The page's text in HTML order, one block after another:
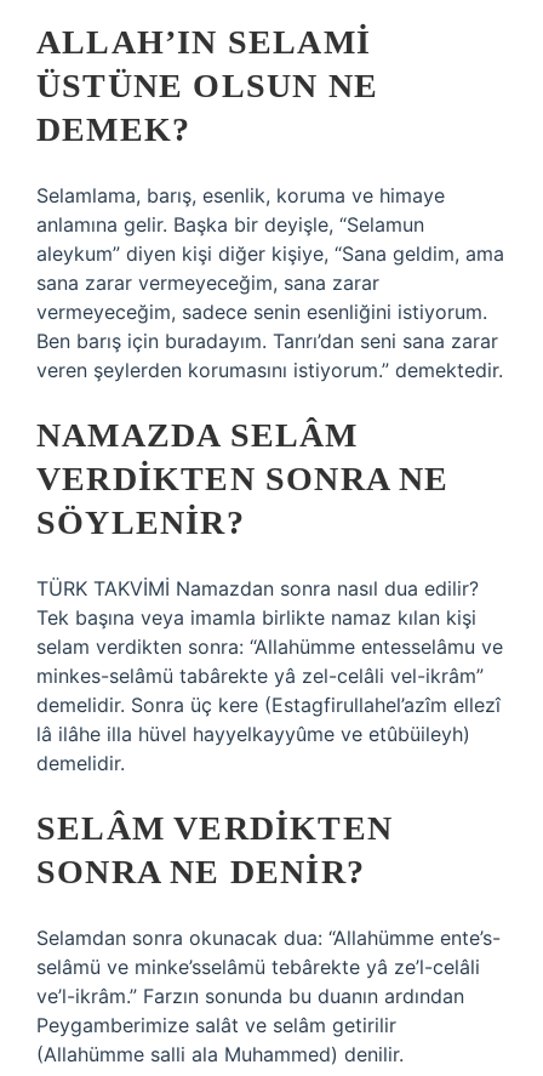
ALLAH’IN SELAMI
ÜSTÜNE OLSUN NE
DEMEK?
Selamlama, barış, esenlik, koruma ve himaye
anlamına gelir. Başka bir deyişle, “Selamun
aleykum” diyen kişi diğer kişiye, “Sana geldim, ama
sana zarar vermeyeceğim, sana zarar
vermeyeceğim, sadece senin esenliğini istiyorum.
Ben barış için buradayım. Tanrı’dan seni sana zarar
veren şeylerden korumasını istiyorum.” demektedir.
NAMAZDA SELÂM
VERDIKTEN SONRA NE
SÖYLENIR?
TÜRK TAKVİMİ Namazdan sonra nasıl dua edilir?
Tek başına veya imamla birlikte namaz kılan kişi
selam verdikten sonra: “Allahümme entesselâmu ve
minkes-selâmü tabârekte yâ zel-celâli vel-ikrâm”
demelidir. Sonra üç kere (Estagfirullahel’azîm ellezî
lâ ilâhe illa hüvel hayyelkayyûme ve etûbüileyh)
demelidir.
SELÂM VERDIKTEN
SONRA NE DENIR?
Selamdan sonra okunacak dua: “Allahümme ente’s-
selâmü ve minke’sselâmü tebârekte yâ ze’l-celâli
ve’l-ikrâm.” Farzın sonunda bu duanın ardından
Peygamberimize salât ve selâm getirilir
(Allahümme salli ala Muhammed) denilir.